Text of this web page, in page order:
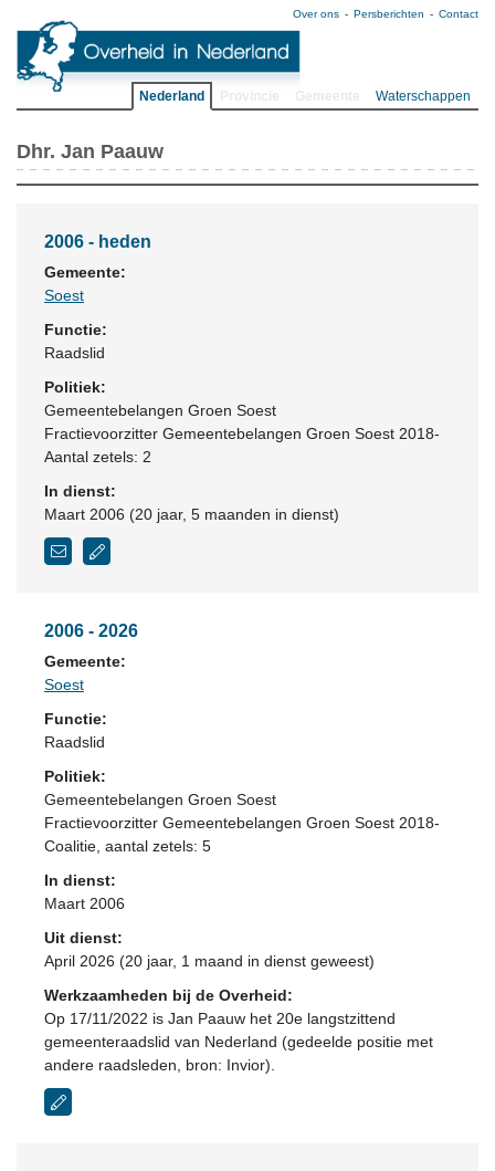
Over ons Persberichten Contact
Nederland Waterschappen
Dhr. Jan Paauw
2006 - heden
Gemeente:
Soest
Functie:
Raadslid
Politiek:
Gemeentebelangen Groen Soest
Fractievoorzitter Gemeentebelangen Groen Soest 2018-
Aantal zetels: 2
In dienst:
Maart 2006 (20 jaar, 5 maanden in dienst)
2006 - 2026
Gemeente:
Soest
Functie:
Raadslid
Politiek:
Gemeentebelangen Groen Soest
Fractievoorzitter Gemeentebelangen Groen Soest 2018-
Coalitie , aantal zetels: 5
In dienst:
Maart 2006
Uit dienst:
April 2026 (20 jaar, 1 maand in dienst geweest)
Werkzaamheden bij de Overheid:
Op 17/11/2022 is Jan Paauw het 20e langstzittend
gemeenteraadslid van Nederland (gedeelde positie met
andere raadsleden, bron: Invior).